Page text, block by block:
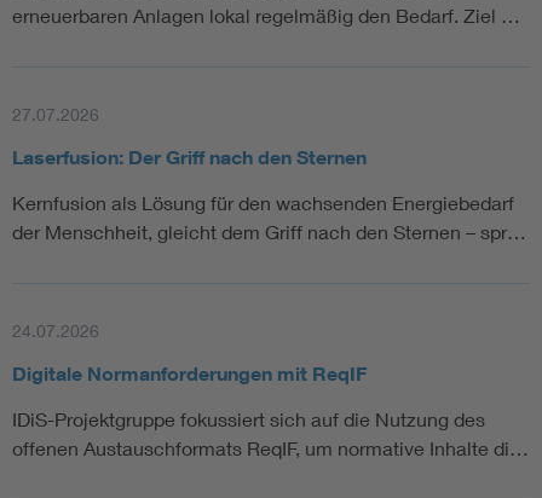
DIN VDE 0100 für sichere Elektroinstallationen
erneuerbaren Anlagen lokal regelmäßig den Bedarf. Ziel …
27.07.2026
Laserfusion: Der Griff nach den Sternen
Kernfusion als Lösung für den wachsenden Energiebedarf
der Menschheit, gleicht dem Griff nach den Sternen – spr…
24.07.2026
Digitale Normanforderungen mit ReqIF
IDiS-Projektgruppe fokussiert sich auf die Nutzung des
offenen Austauschformats ReqIF, um normative Inhalte di…